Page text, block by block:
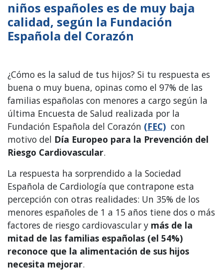
niños españoles es de muy baja
calidad, según la Fundación
Española del Corazón
¿Cómo es la salud de tus hijos? Si tu respuesta es
buena o muy buena, opinas como el 97% de las
familias españolas con menores a cargo según la
última Encuesta de Salud realizada por la
Fundación Española del Corazón (FEC) con
motivo del Día Europeo para la Prevención del
Riesgo Cardiovascular.
La respuesta ha sorprendido a la Sociedad
Española de Cardiología que contrapone esta
percepción con otras realidades: Un 35% de los
menores españoles de 1 a 15 años tiene dos o más
factores de riesgo cardiovascular y más de la
mitad de las familias españolas (el 54%)
reconoce que la alimentación de sus hijos
necesita mejorar.